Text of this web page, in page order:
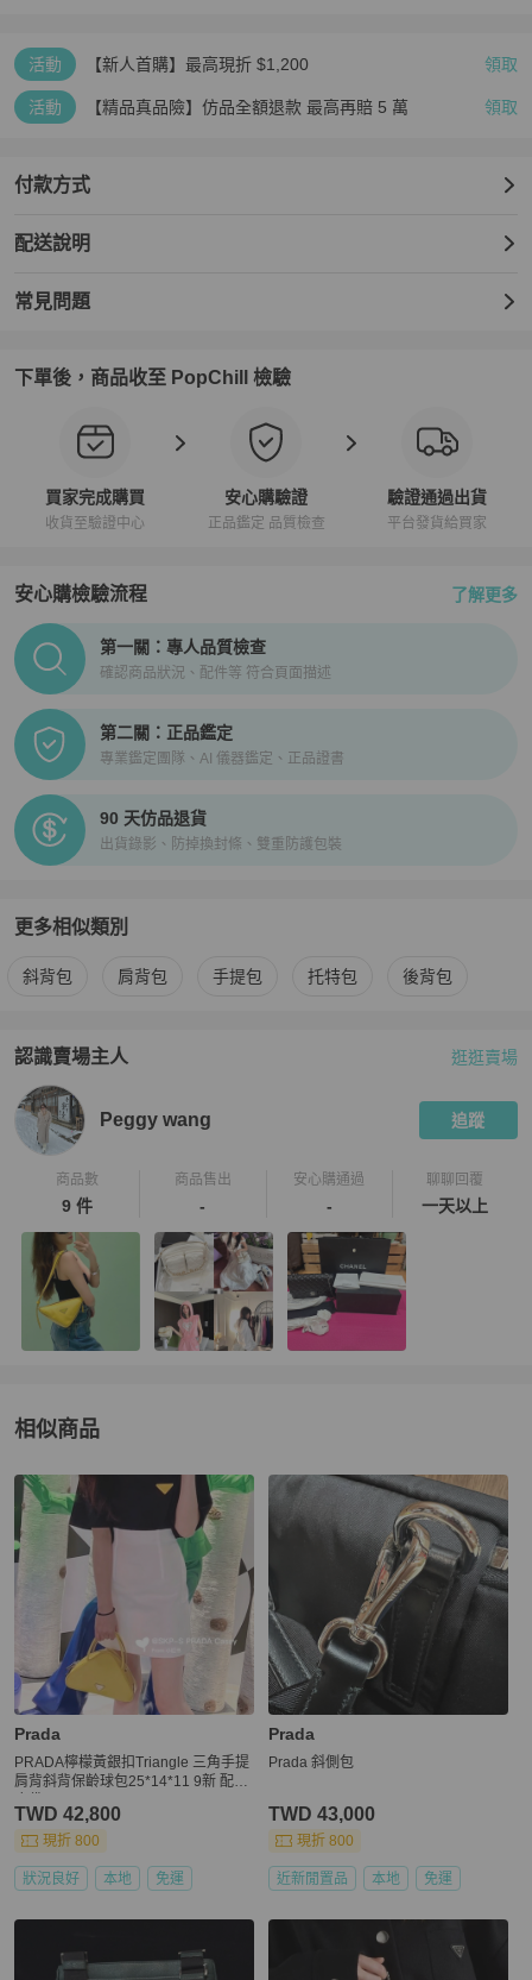
活動 【新人首購】最高現折 $1,200 領取
活動 【精品真品險】仿品全額退款 最高再賠 5 萬 領取
付款方式
配送說明
常見問題
下單後，商品收至 PopChill 檢驗
買家完成購買
收貨至驗證中心
安心購驗證
正品鑑定 品質檢查
驗證通過出貨
平台發貨給買家
安心購檢驗流程 了解更多
PopChill拍拍圈正品驗證、安心購檢驗流程介紹
第一關：專人品質檢查
確認商品狀況、配件等 符合頁面描述
第二關：正品鑑定
專業鑑定團隊、AI 儀器鑑定、正品證書
90 天仿品退貨
出貨錄影、防掉換封條、雙重防護包裝
更多相似類別
更多Prada 女包相似商品推薦
斜背包 肩背包 手提包 托特包 後背包
認識賣場主人
PopChill 拍拍圈嚴選賣家
逛逛賣場
Peggy wang 追蹤
商品數
9 件
商品售出
-
安心購通過
-
聊聊回覆
一天以上
相似商品
更多相似Prada女包推薦精品
Prada
PRADA檸檬黃銀扣Triangle 三角手提
肩背斜背保齡球包25*14*11 9新 配件
TWD 42,800
現折 800
狀況良好 本地 免運
Prada
Prada 斜側包
TWD 43,000
現折 800
近新閒置品 本地 免運